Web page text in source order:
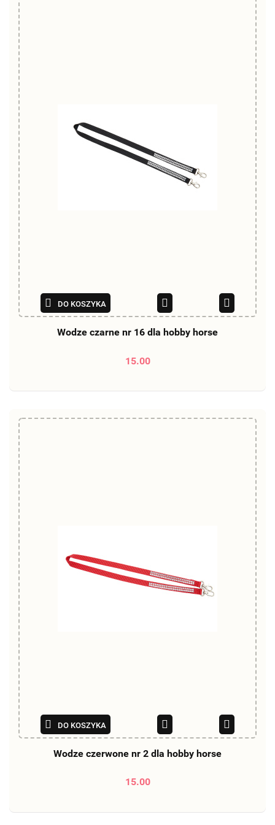
DO KOSZYKA
Wodze czarne nr 16 dla hobby horse
15.00
DO KOSZYKA
Wodze czerwone nr 2 dla hobby horse
15.00